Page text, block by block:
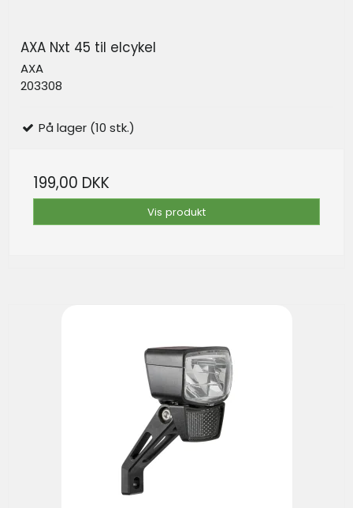
AXA Nxt 45 til elcykel
AXA
203308
På lager (10 stk.)
199,00 DKK
Vis produkt